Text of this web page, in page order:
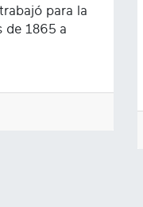
para la
de 1865 a